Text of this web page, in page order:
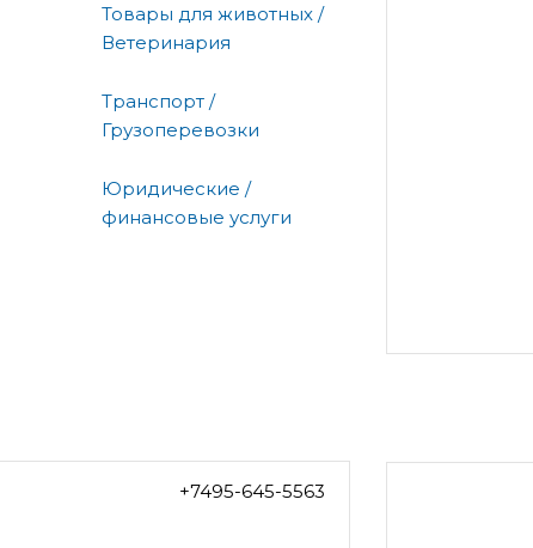
Товары для животных /
Ветеринария
Транспорт /
Грузоперевозки
Юридические /
финансовые услуги
+7495-645-5563